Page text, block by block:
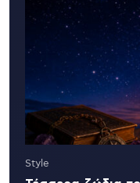
Style